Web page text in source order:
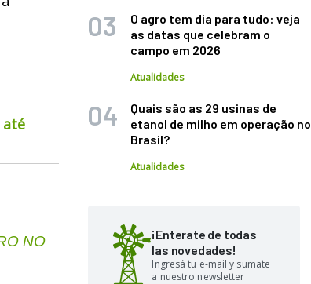
até
NO
O agro tem dia para tudo: veja
as datas que celebram o
campo em 2026
Atualidades
Quais são as 29 usinas de
etanol de milho em operação no
Brasil?
Atualidades
¡Enterate de todas
las novedades!
Ingresá tu e-mail y sumate
a nuestro newsletter